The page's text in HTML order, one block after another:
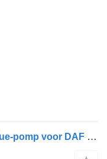
DAF AdBlue pump 2871880 AdBlue-pomp voor DAF vrachtwagen